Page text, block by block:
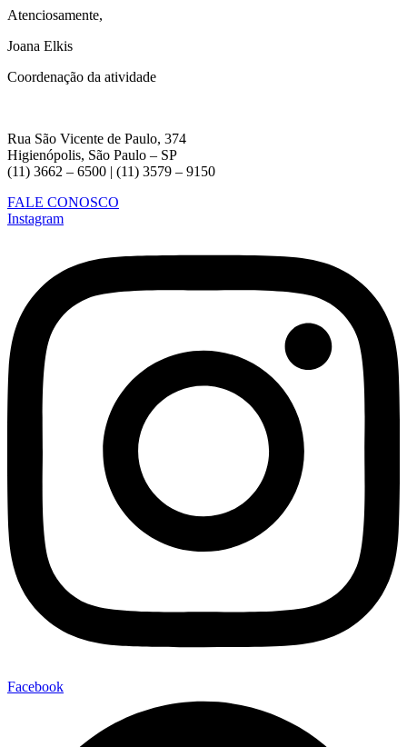
Atenciosamente,
Joana Elkis
Coordenação da atividade
Rua São Vicente de Paulo, 374
Higienópolis, São Paulo – SP
(11) 3662 – 6500 | (11) 3579 – 9150
FALE CONOSCO
Instagram
Facebook